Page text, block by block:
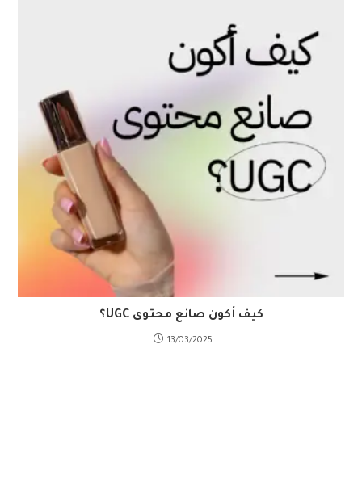
كيف أكون صانع محتوى UGC؟
13/03/2025